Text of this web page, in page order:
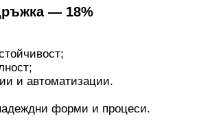
— 18%
и автоматизации.
форми и процеси.